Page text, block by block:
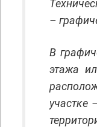
–
В
этажа
участке